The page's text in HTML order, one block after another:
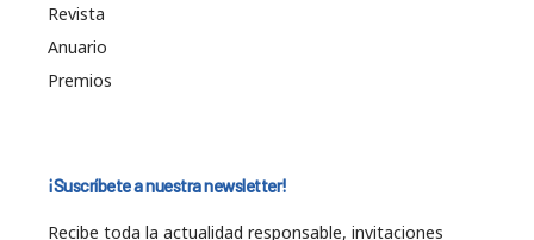
Revista
Anuario
Premios
¡Suscríbete a nuestra newsletter!
Recibe toda la actualidad responsable, invitaciones